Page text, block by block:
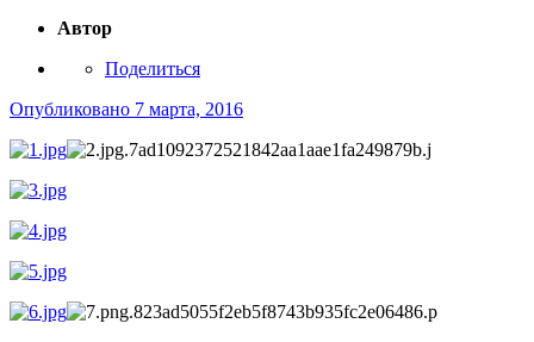
Автор
Поделиться
Опубликовано 7 марта, 2016